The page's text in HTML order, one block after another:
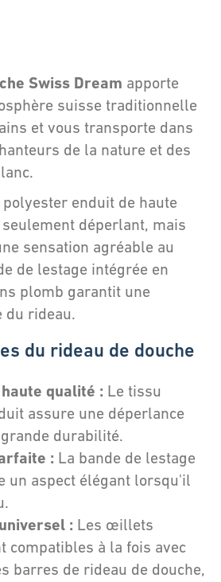
Swiss Dream apporte
suisse traditionnelle
et vous transporte dans
de la nature et des
enduit de haute
déperlant, mais
sensation agréable au
de lestage intégrée en
plomb garantit une
du rideau.
du rideau de douche
qualité : Le tissu
assure une déperlance
durabilité.
: La bande de lestage
un aspect élégant lorsqu'il
: Les œillets
compatibles à la fois avec
barres de rideau de douche,